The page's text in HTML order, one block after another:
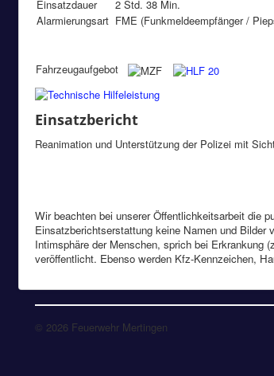
Einsatzdauer
2 Std. 38 Min.
Alarmierungsart FME (Funkmeldeempfänger /
Fahrzeugaufgebot
Einsatzbericht
Reanimation und Unterstützung der Polizei mit
Wir beachten bei unserer Öffentlichkeitsarbeit die
Einsatzberichtserstattung keine Namen und Bilder
Intimsphäre der Menschen, sprich bei Erkrankung
veröffentlicht. Ebenso werden Kfz-Kennzeichen,
© 2026 Feuerwehr Mertingen